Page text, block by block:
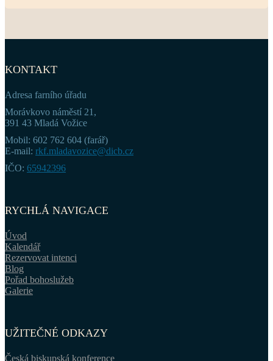
KONTAKT
Adresa farního úřadu
Morávkovo náměstí 21,
391 43 Mladá Vožice
Mobil: 602 762 604 (farář)
E-mail: rkf.mladavozice@dicb.cz
IČO: 65942396
RYCHLÁ NAVIGACE
Úvod
Kalendář
Rezervovat intenci
Blog
Pořad bohoslužeb
Galerie
UŽITEČNÉ ODKAZY
Česká biskupská konference